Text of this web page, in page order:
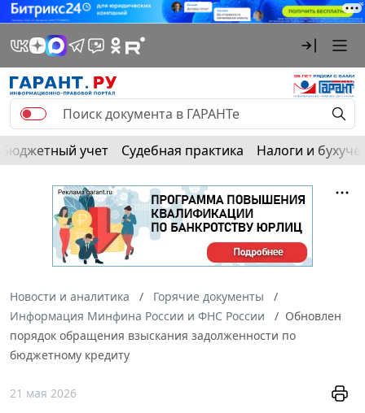
Бюджетный учет Судебная практика Налоги и
Новости и аналитика
Горячие документы
Информация Минфина России и ФНС России
Обновлен
порядок обращения взыскания задолженности по
бюджетному кредиту
21 мая 2026